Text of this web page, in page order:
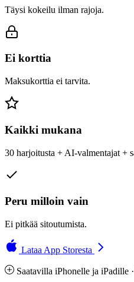
Täysi kokeilu ilman rajoja.
Ei korttia
Maksukorttia ei tarvita.
Kaikki mukana
30 harjoitusta + AI-valmentajat +
Peru milloin vain
Ei pitkää sitoutumista.
Lataa App Storesta
Saatavilla iPhonelle ja iPadille